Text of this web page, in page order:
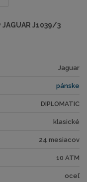
J1039/3
Jaguar
pánske
DIPLOMATIC
klasické
24 mesiacov
10 ATM
oceľ